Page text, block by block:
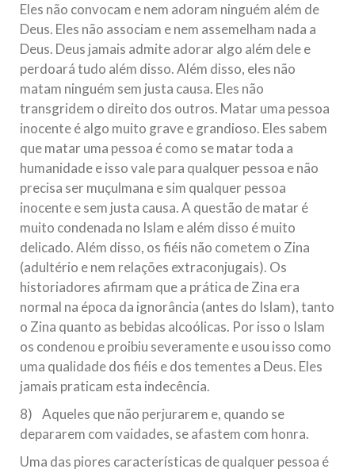
Eles não convocam e nem adoram ninguém além de
Deus. Eles não associam e nem assemelham nada a
Deus. Deus jamais admite adorar algo além dele e
perdoará tudo além disso. Além disso, eles não
matam ninguém sem justa causa. Eles não
transgridem o direito dos outros. Matar uma pessoa
inocente é algo muito grave e grandioso. Eles sabem
que matar uma pessoa é como se matar toda a
humanidade e isso vale para qualquer pessoa e não
precisa ser muçulmana e sim qualquer pessoa
inocente e sem justa causa. A questão de matar é
muito condenada no Islam e além disso é muito
delicado. Além disso, os fiéis não cometem o Zina
(adultério e nem relações extraconjugais). Os
historiadores afirmam que a prática de Zina era
normal na época da ignorância (antes do Islam), tanto
o Zina quanto as bebidas alcoólicas. Por isso o Islam
os condenou e proibiu severamente e usou isso como
uma qualidade dos fiéis e dos tementes a Deus. Eles
jamais praticam esta indecência.
8) Aqueles que não perjurarem e, quando se
depararem com vaidades, se afastem com honra.
Uma das piores características de qualquer pessoa é